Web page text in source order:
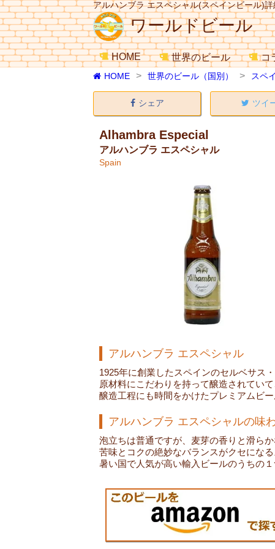
アルハンブラ エスペシャル(スペインビール)詳
ワールドビール
HOME 世界のビール コ
HOME 世界のビール（国別） スペ
シェア ツイ
Alhambra Especial
アルハンブラ エスペシャル
Spain
アルハンブラ エスペシャル
1925年に創業したスペインのセルベサス
原材料にこだわりを持って醸造されてい
醸造工程にも時間をかけたプレミアムビー
アルハンブラ エスペシャルの味
泡立ちは普通ですが、麦芽の香りと滑らか
苦味とコクの絶妙なバランスがクセになる
暑い国で人気が高い輸入ビールのうちの１